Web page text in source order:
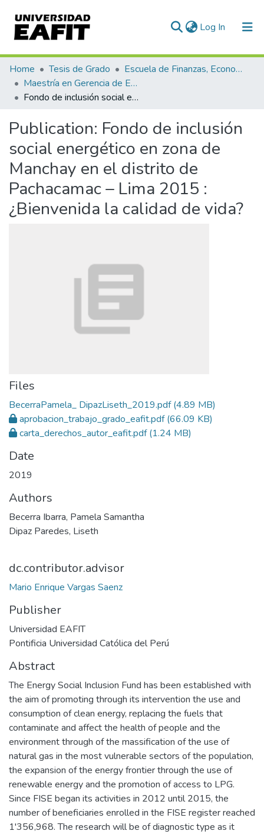
Log In (current)
Communities & Collections
All of DSpace
Home Tesis de Grado
Escuela de Finanzas, Economía y Gobierno
Maestría en Gerencia de Empresas Sociales para la Innovación Social y el Desarrollo Local (tesis)
Fondo de inclusión social energético en zona de Manchay en el distrito de Pachacamac – Lima 2015 : ¿Bienvenida la calidad de vida?
Publication: Fondo de inclusión
social energético en zona de
Manchay en el distrito de
Pachacamac – Lima 2015 :
¿Bienvenida la calidad de vida?
Files
BecerraPamela_ DipazLiseth_2019.pdf(4.89 MB)
aprobacion_trabajo_grado_eafit.pdf(66.09 KB)
carta_derechos_autor_eafit.pdf(1.24 MB)
Date
2019
Authors
Becerra Ibarra, Pamela Samantha
Dipaz Paredes, Liseth
dc.contributor.advisor
Mario Enrique Vargas Saenz
Publisher
Universidad EAFIT
Pontificia Universidad Católica del Perú
Abstract
The Energy Social Inclusion Fund has been established with
the aim of promoting through its intervention the use and
consumption of clean energy, replacing the fuels that
contaminate and affect the health of people and the
environment through of the massification of the use of
natural gas in the most vulnerable sectors of the population,
the expansion of the energy frontier through the use of
renewable energy and the promotion of access to LPG.
Since FISE began its activities in 2012 until 2015, the
number of beneficiaries enrolled in the FISE register reached
1'356,968. The research will be of diagnostic type as it